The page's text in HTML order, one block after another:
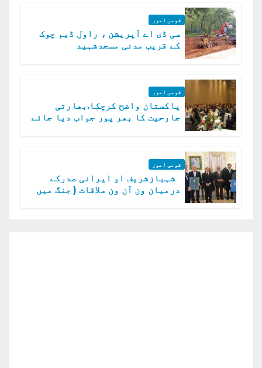
قومی امور
سی ڈی اے آپریشن ، راول ڈیم چوک
کے قریب مدنی مسجدشہید
قومی امور
پاکستان واضح کرچکا.بھارتی
جارحیت کا بھر پور جواب دیا جائے
قومی امور
شہبازشریف او ایرانی صدرکے
درمیان ون آن ون ملاقات ( جنگ میں